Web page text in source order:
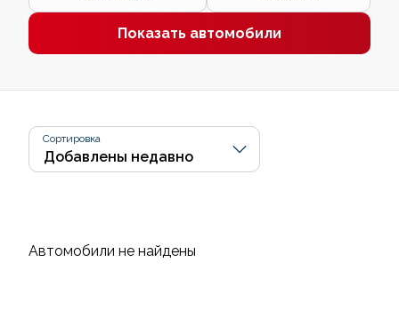
Показать автомобили
Сортировка
Автомобили не найдены